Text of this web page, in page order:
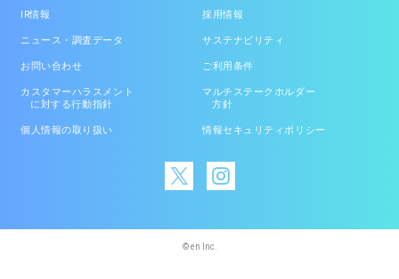
IR情報 採用情報
ニュース・調査データ サステナビリティ
お問い合わせ ご利用条件
カスタマーハラスメント
に対する行動指針
マルチステークホルダー
方針
個人情報の取り扱い 情報セキュリティポリシー
© en Inc.